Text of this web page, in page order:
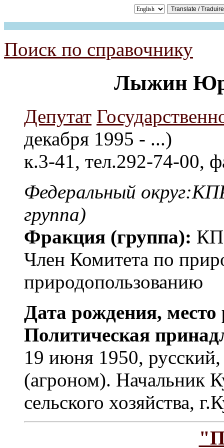
Поиск по справочнику
Лыжин
Депутат
декабря 1995 - ...)
к.3-41, тел.292-74-00,
Федеральный
группа)
Фракция (группа):
Член Комитета по
природопользованию
Дата рождения,
Политическая
19 июня 1950,
(агроном). Начальник
сельского хозяйства,